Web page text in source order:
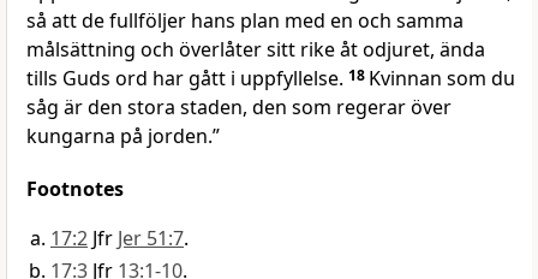
så att de fullföljer hans plan med en och samma
målsättning och överlåter sitt rike åt odjuret, ända
tills Guds ord har gått i uppfyllelse. 18 Kvinnan som du
såg är den stora staden, den som regerar över
kungarna på jorden.”
Footnotes
17:2 Jfr Jer 51:7.
17:3 Jfr 13:1-10.